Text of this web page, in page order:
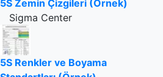
5S Zemin Çizgileri (Örnek)
Sigma Center
5S Renkler ve Boyama